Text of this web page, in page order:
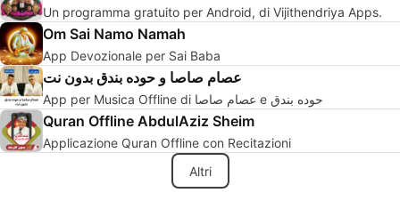
Un programma gratuito per Android, di Vijithendriya Apps.
Om Sai Namo Namah
App Devozionale per Sai Baba
عصام صاصا و حوده بندق بدون نت
App per Musica Offline di عصام صاصا e حوده بندق
Quran Offline AbdulAziz Sheim
Applicazione Quran Offline con Recitazioni
Altri